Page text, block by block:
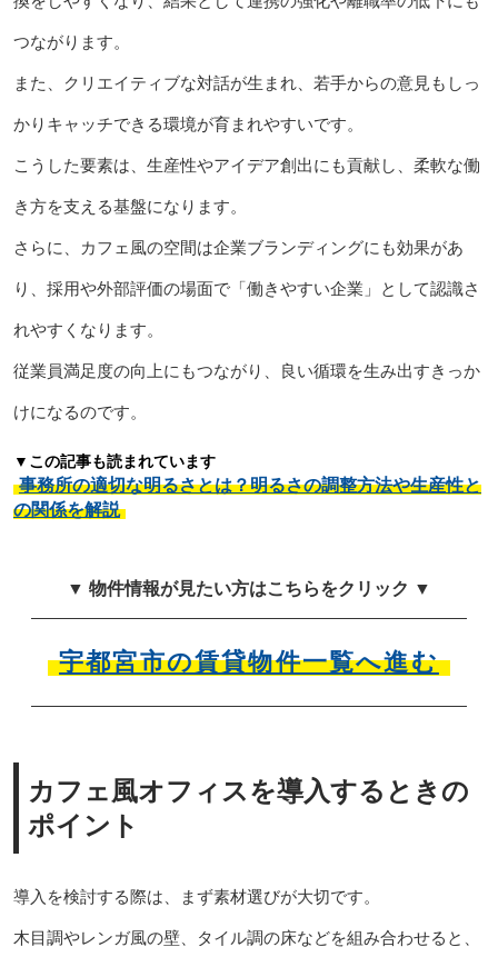
つながります。
また、クリエイティブな対話が生まれ、若手からの意見もしっ
かりキャッチできる環境が育まれやすいです。
こうした要素は、生産性やアイデア創出にも貢献し、柔軟な働
き方を支える基盤になります。
さらに、カフェ風の空間は企業ブランディングにも効果があ
り、採用や外部評価の場面で「働きやすい企業」として認識さ
れやすくなります。
従業員満足度の向上にもつながり、良い循環を生み出すきっか
けになるのです。
▼この記事も読まれています
事務所の適切な明るさとは？明るさの調整方法や生産性と
の関係を解説
▼ 物件情報が見たい方はこちらをクリック ▼
宇都宮市の賃貸物件一覧へ進む
カフェ風オフィスを導入するときの
ポイント
導入を検討する際は、まず素材選びが大切です。
木目調やレンガ風の壁、タイル調の床などを組み合わせると、